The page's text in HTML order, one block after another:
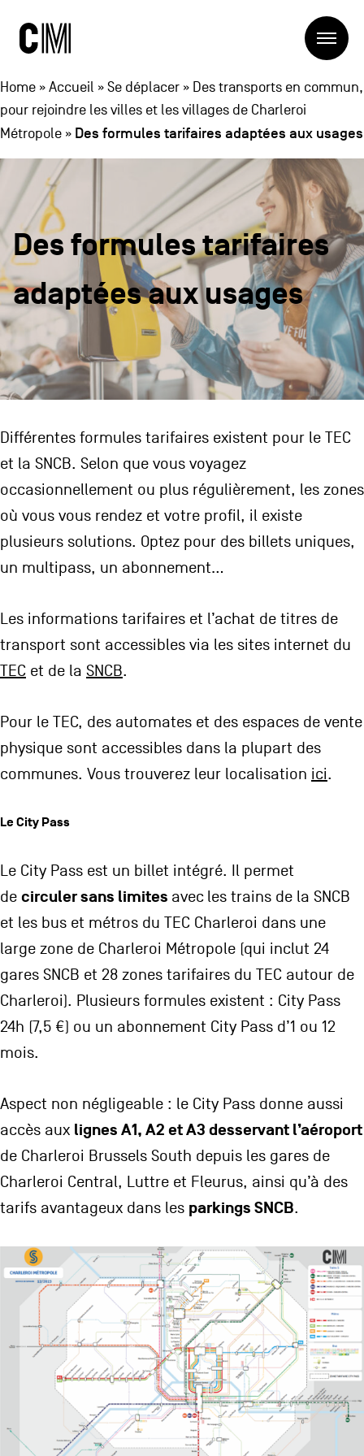
Charleroi
Métropole
Navigation
Charleroi Métropole
La Métropole
Structures
Entreprendre
Manger local
Se déplacer
Se former
Visiter
Projets
Blog
Contact
Navigation
secondaire
CONTACTEZ-NOUS
POLITIQUE VIE PRIVÉE
Home »Accueil »Se déplacer » Des transports en commun,
pour rejoindre les villes et les villages de Charleroi
Métropole » Des formules tarifaires adaptées aux usages
Des formules tarifaires
adaptées aux usages
Différentes formules tarifaires existent pour le TEC
et la SNCB. Selon que vous voyagez
occasionnellement ou plus régulièrement, les zones
où vous vous rendez et votre profil, il existe
plusieurs solutions. Optez pour des billets uniques,
un multipass, un abonnement…
Les informations tarifaires et l’achat de titres de
transport sont accessibles via les sites internet du
TEC et de la SNCB.
Pour le TEC, des automates et des espaces de vente
physique sont accessibles dans la plupart des
communes. Vous trouverez leur localisation ici.
Le City Pass
Le City Pass est un billet intégré. Il permet
de circuler sans limites avec les trains de la SNCB
et les bus et métros du TEC Charleroi dans une
large zone de Charleroi Métropole (qui inclut 24
gares SNCB et 28 zones tarifaires du TEC autour de
Charleroi). Plusieurs formules existent : City Pass
24h (7,5 €) ou un abonnement City Pass d’1 ou 12
mois.
Aspect non négligeable : le City Pass donne aussi
accès aux lignes A1, A2 et A3 desservant l’aéroport
de Charleroi Brussels South depuis les gares de
Charleroi Central, Luttre et Fleurus, ainsi qu’à des
tarifs avantageux dans les parkings SNCB.